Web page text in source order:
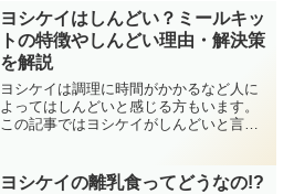
ヨシケイはしんどい？ミールキッ
トの特徴やしんどい理由・解決策
を解説
ヨシケイは調理に時間がかかるなど人に
よってはしんどいと感じる方もいます。
この記事ではヨシケイがしんどいと言わ
ヨシケイの離乳食ってどうなの!?